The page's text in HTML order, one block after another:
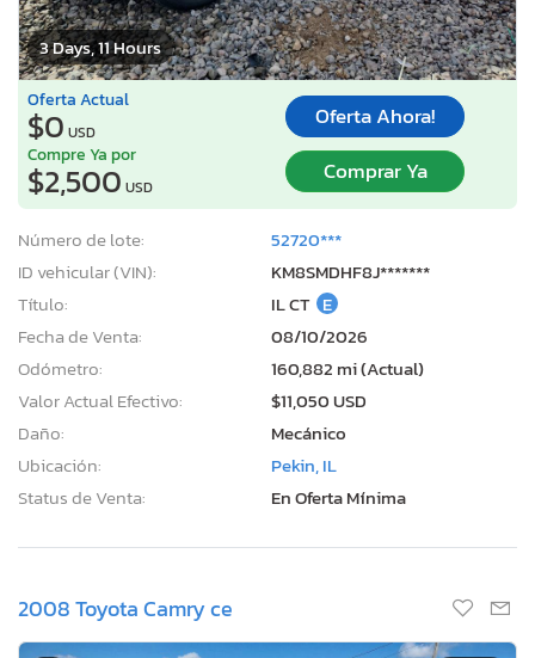
3 Days, 11 Hours
Oferta Actual
$0 USD
Oferta Ahora!
Compre Ya por
$2,500 USD
Comprar Ya
Número de lote:
52720***
ID vehicular (VIN):
KM8SMDHF8J*******
Título:
IL CT E
Fecha de Venta:
08/10/2026
Odómetro:
160,882 mi (Actual)
Valor Actual Efectivo:
$11,050 USD
Daño:
Mecánico
Ubicación:
Pekin, IL
Status de Venta:
En Oferta Mínima
2008 Toyota Camry ce